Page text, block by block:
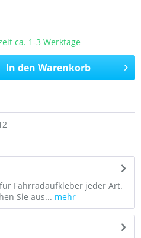
ca. 1-3 Werktage
In den Warenkorb
Fahrradaufkleber jeder Art.
Sie aus... mehr